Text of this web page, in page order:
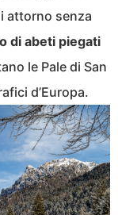
attorno senza
di abeti piegati
le Pale di San
d’Europa.